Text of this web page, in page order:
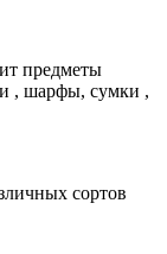
предметы
, шарфы, сумки ,
сортов